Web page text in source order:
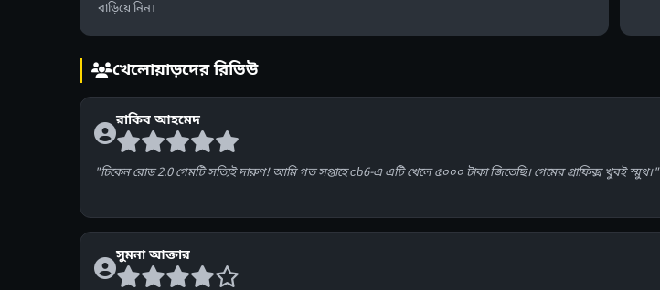
বাড়িয়ে নিন।
খেলোয়াড়দের রিভিউ
রাকিব আহমেদ
"চিকেন রোড 2.0 গেমটি সত্যিই দারুণ! আমি গত সপ্তাহে cb6-এ এটি খেলে ৫০০০ টাকা জিতেছি। গেমের গ্রাফিক্স খুবই স্মুথ।"
সুমনা আক্তার